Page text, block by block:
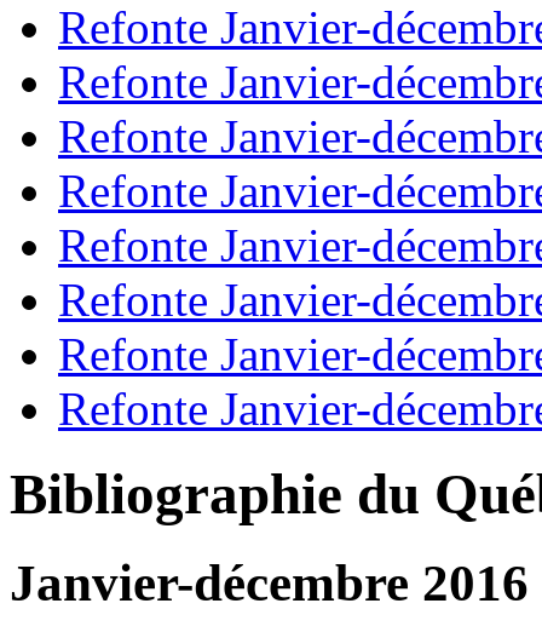
Refonte Janvier-
Refonte Janvier-
Refonte Janvier-
Refonte Janvier-
Refonte Janvier-
Refonte Janvier-
Refonte Janvier-
Refonte Janvier-
Bibliographie du
Janvier-décembre 2016